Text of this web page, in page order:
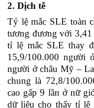
2. Dịch tễ
Tỷ lệ mắc SLE toàn
tương đương với
tỉ lệ mắc SLE thay
15,9/100.000 người
người ở châu Mỹ –
chung là 72,8/
cao gấp 9 lần ở nữ
dữ liệu cho thấy tỉ lệ